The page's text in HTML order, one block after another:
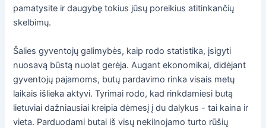
pamatysite ir daugybę tokius jūsų poreikius atitinkančių
skelbimų.
Šalies gyventojų galimybės, kaip rodo statistika, įsigyti
nuosavą būstą nuolat gerėja. Augant ekonomikai, didėjant
gyventojų pajamoms, butų pardavimo rinka visais metų
laikais išlieka aktyvi. Tyrimai rodo, kad rinkdamiesi butą
lietuviai dažniausiai kreipia dėmesį į du dalykus - tai kaina ir
vieta. Parduodami butai iš visų nekilnojamo turto rūšių